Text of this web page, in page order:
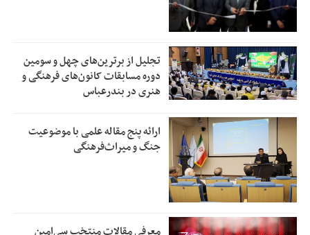
تجلیل از بر‌ترین‌های چهل و سومین
دوره مسابقات کانون‌های فرهنگی و
هنری در بندرعباس
ارائه پنج مقاله علمی با موضوعیت
جنگ و میراث‌فرهنگی